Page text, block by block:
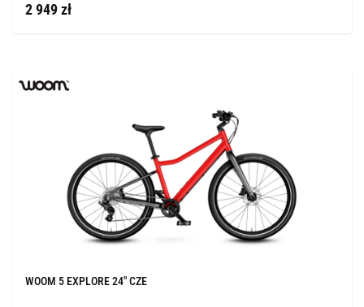
2 949 zł
WOOM 5 EXPLORE 24" CZE